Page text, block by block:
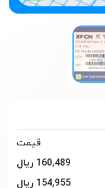
قیمت
160,489 ریال
154,955 ریال